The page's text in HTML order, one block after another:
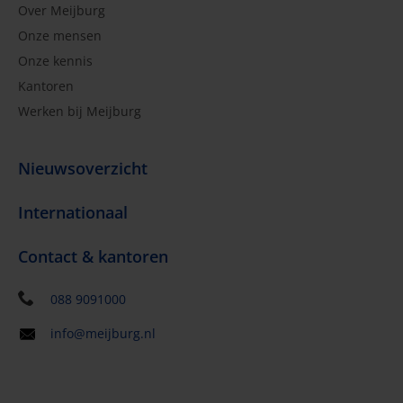
Over Meijburg
Onze mensen
Onze kennis
Kantoren
Werken bij Meijburg
Nieuwsoverzicht
Internationaal
Contact & kantoren
088 9091000
info@meijburg.nl